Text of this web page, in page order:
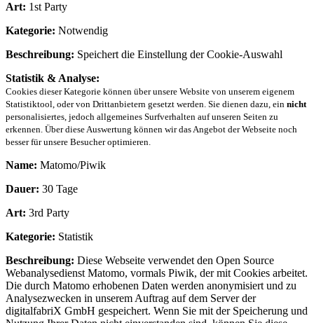
Art: 1st Party
Kategorie: Notwendig
Beschreibung: Speichert die Einstellung der Cookie-Auswahl
Statistik & Analyse:
Cookies dieser Kategorie können über unsere Website von unserem eigenem
Statistiktool, oder von Drittanbietern gesetzt werden. Sie dienen dazu, ein nicht
personalisiertes, jedoch allgemeines Surfverhalten auf unseren Seiten zu
erkennen. Über diese Auswertung können wir das Angebot der Webseite noch
besser für unsere Besucher optimieren.
Name: Matomo/Piwik
Dauer: 30 Tage
Art: 3rd Party
Kategorie: Statistik
Beschreibung: Diese Webseite verwendet den Open Source
Webanalysedienst Matomo, vormals Piwik, der mit Cookies arbeitet.
Die durch Matomo erhobenen Daten werden anonymisiert und zu
Analysezwecken in unserem Auftrag auf dem Server der
digitalfabriX GmbH gespeichert. Wenn Sie mit der Speicherung und